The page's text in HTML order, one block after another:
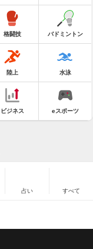
格闘技 バドミントン
陸上 水泳
ビジネス eスポーツ
占い すべて